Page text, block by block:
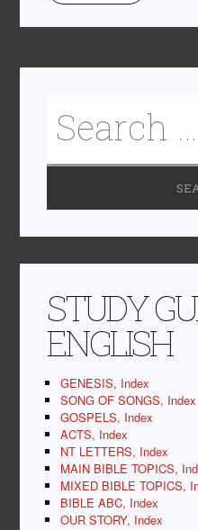
STUDY
ENGLISH
GENESIS, Index
SONG OF SONGS, Index
GOSPELS, Index
ACTS, Index
NT LETTERS, Index
MAIN BIBLE TOPICS,
MIXED BIBLE TOPICS,
BIBLE ABC, Index
OUR STORY, Index